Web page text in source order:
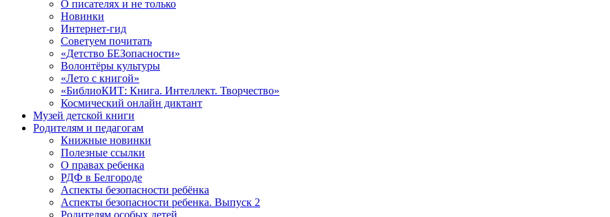
О писателях и не только
Новинки
Интернет-гид
Советуем почитать
«Детство БЕЗопасности»
Волонтёры культуры
«Лето с книгой»
«БиблиоКИТ: Книга. Интеллект. Творчество»
Космический онлайн диктант
Музей детской книги
Родителям и педагогам
Книжные новинки
Полезные ссылки
О правах ребенка
РДФ в Белгороде
Аспекты безопасности ребёнка
Аспекты безопасности ребенка. Выпуск 2
Родителям особых детей